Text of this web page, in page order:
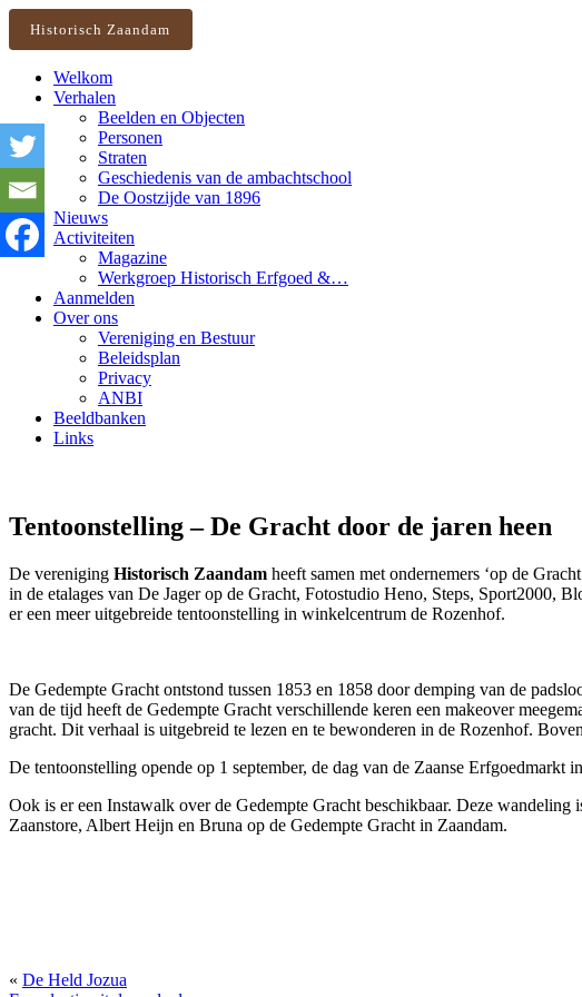
Historisch Zaandam
Welkom
Verhalen
Beelden en Objecten
Personen
Straten
Geschiedenis van de ambachtschool
De Oostzijde van 1896
Nieuws
Activiteiten
Magazine
Werkgroep Historisch Erfgoed &…
Aanmelden
Over ons
Vereniging en Bestuur
Beleidsplan
Privacy
ANBI
Beeldbanken
Links
Tentoonstelling – De Gracht door de jaren heen
De vereniging Historisch Zaandam heeft samen met ondernemers ‘op de
in de etalages van De Jager op de Gracht, Fotostudio Heno, Steps, Sport2000,
er een meer uitgebreide tentoonstelling in winkelcentrum de Rozenhof.
De Gedempte Gracht ontstond tussen 1853 en 1858 door demping van de
van de tijd heeft de Gedempte Gracht verschillende keren een makeover
gracht. Dit verhaal is uitgebreid te lezen en te bewonderen in de Rozenhof.
De tentoonstelling opende op 1 september, de dag van de Zaanse
Ook is er een Instawalk over de Gedempte Gracht beschikbaar. Deze
Zaanstore, Albert Heijn en Bruna op de Gedempte Gracht in Zaandam.
« De Held Jozua